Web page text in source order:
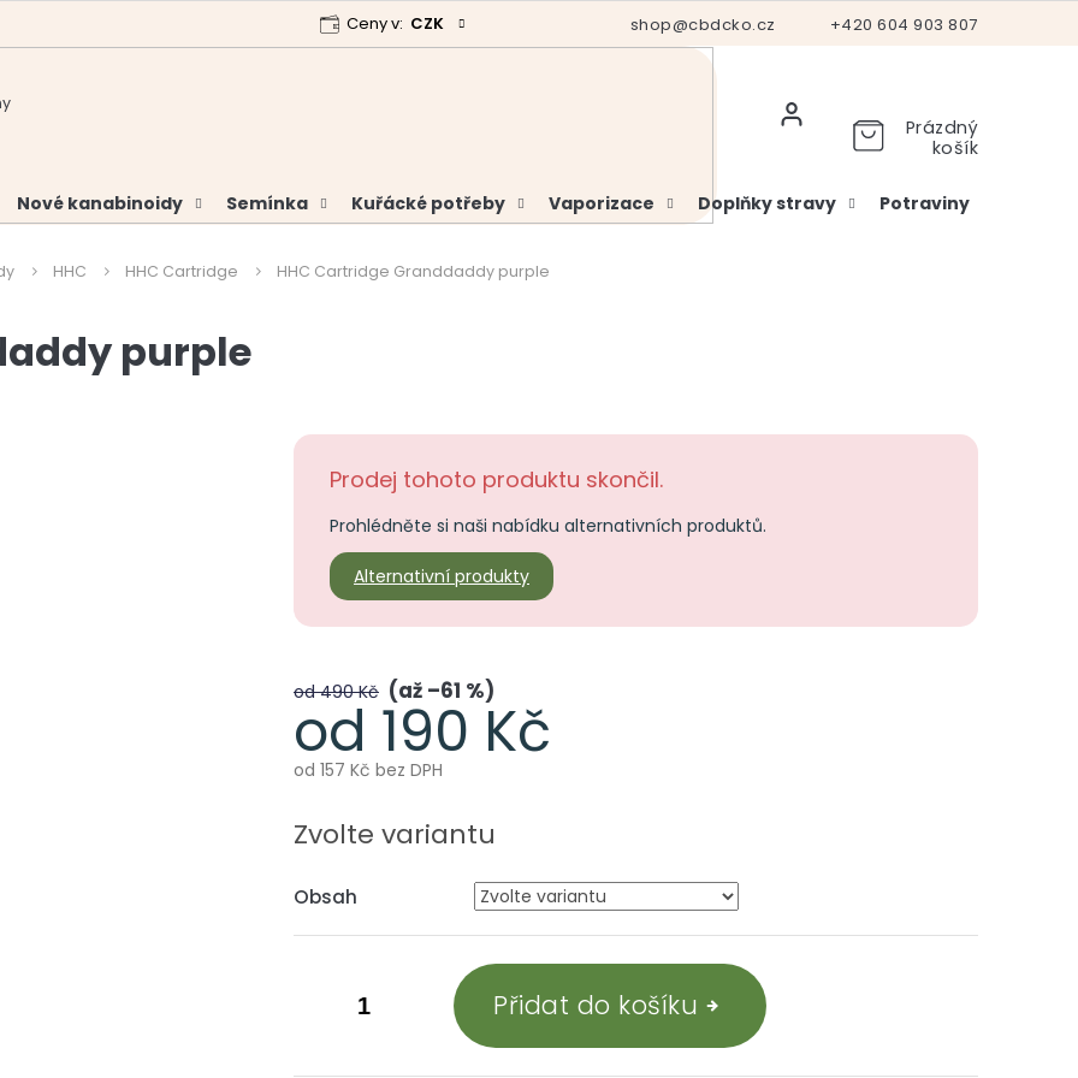
+420 604 903 807
shop@cbdcko.cz
Analýzy a certifikáty Hodnocení obchodu Vrácení a reklamace
Ceny v: CZK
Prázdný
košík
Nové kanabinoidy Semínka Kuřácké potřeby Vaporizace Doplňky stravy Potraviny
HHC HHC Cartridge HHC Cartridge Granddaddy purple
purple
od 490 Kč až –61 %
od 190 Kč
od 157 Kč bez DPH
cena:
Zvolte variantu
Obsah
Přidat do košíku
Prodej tohoto produktu skončil.
Prohlédněte si naši nabídku alternativních produktů.
Alternativní produkty